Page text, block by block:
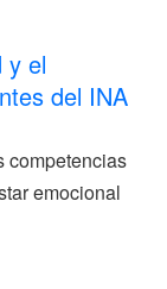
y el
del INA
competencias
emocional